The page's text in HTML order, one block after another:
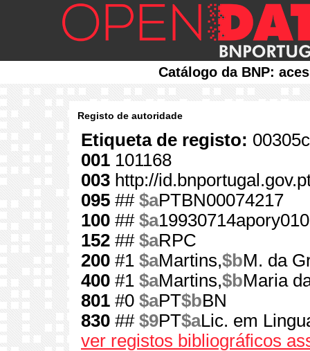
Catálogo da BNP:
Registo de autoridade
Etiqueta de registo:
001 101168
003 http://
095 ## $aPTBN00074217
100 ## $a
152 ## $aRPC
200 #1 $aMartins,$bM. da
400 #1 $aMartins,$bMaria
801 #0 $aPT$bBN
830 ## $9PT$aLic. em
ver registos bibliográficos